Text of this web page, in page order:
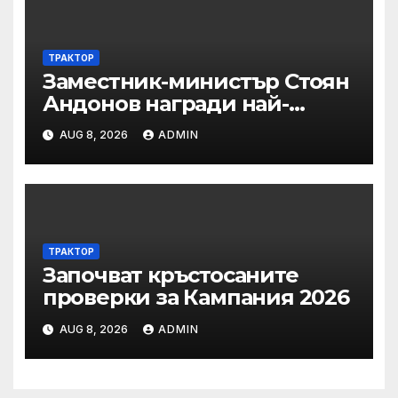
ТРАКТОР
Заместник-министър Стоян
Андонов награди най-
заслужилите спортисти на
ОСК “Левски”
AUG 8, 2026 ADMIN
ТРАКТОР
Започват кръстосаните
проверки за Кампания 2026
AUG 8, 2026 ADMIN